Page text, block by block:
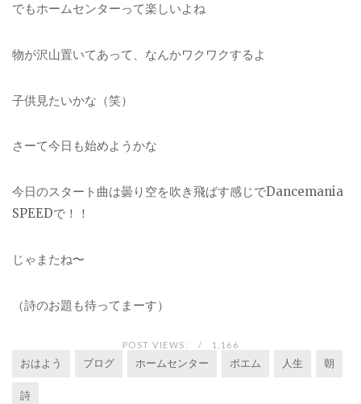
でもホームセンターって楽しいよね
物が沢山置いてあって、なんかワクワクするよ
子供見たいかな（笑）
さーて今日も始めようかな
今日のスタート曲は曇り空を吹き飛ばす感じでDancemania
SPEEDで！！
じゃまたね〜
（詩のお題も待ってまーす）
POST VIEWS: 1,166
おはよう ブログ ホームセンター ポエム 人生 朝
詩